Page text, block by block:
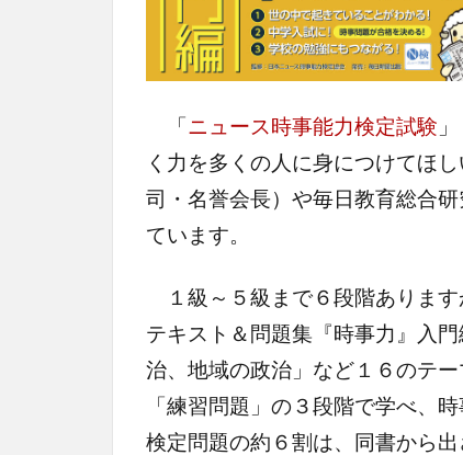
「ニュース時事能力検定試験
く力を多くの人に身につけてほ
司・名誉会長）や毎日教育総合
ています。
１級～５級まで６段階ありま
テキスト＆問題集『時事力』入
治、地域の政治」など１６のテ
「練習問題」の３段階で学べ、
検定問題の約６割は、同書から出